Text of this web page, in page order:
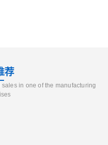
荐
in one of the manufacturing